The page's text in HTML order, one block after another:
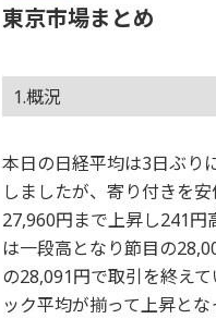
東京市場まとめ
1.概況
本日の日経平均は3日ぶり
しましたが、寄り付きを
27,960円まで上昇し241
は一段高となり節目の
の28,091円で取引を終え
ック平均が揃って上昇とな